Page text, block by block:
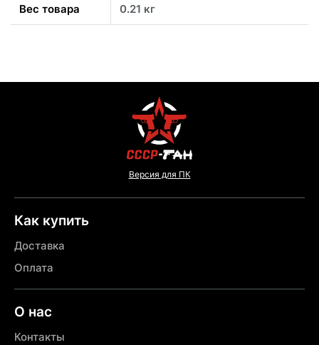
Вес товара 0.21 кг
Версия для ПК
Как купить
Доставка
Оплата
О нас
Контакты